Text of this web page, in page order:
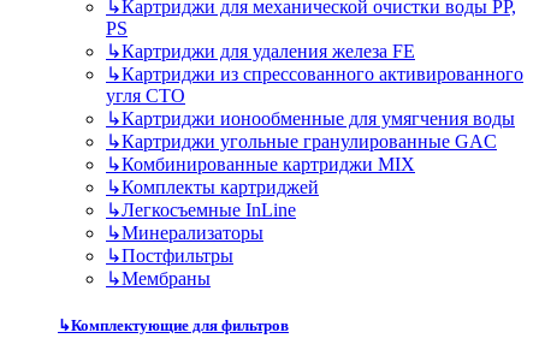
↳Картриджи для механической очистки воды PP,
PS
↳Картриджи для удаления железа FE
↳Картриджи из спрессованного активированного
угля CTO
↳Картриджи ионообменные для умягчения воды
↳Картриджи угольные гранулированные GAC
↳Комбинированные картриджи MIX
↳Комплекты картриджей
↳Легкосъемные InLine
↳Минерализаторы
↳Постфильтры
↳Мембраны
↳Комплектующие для фильтров